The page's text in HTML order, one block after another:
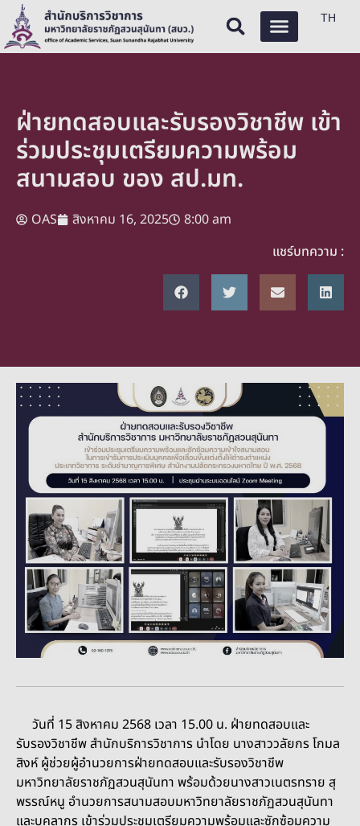
TH
ฝ่ายทดสอบและรับรองวิชาชีพ เข้า
ร่วมประชุมเตรียมความพร้อม
สนามสอบ ของ สป.มท.
OAS สิงหาคม 16, 2025
8:00 am
แชร์บทความ :
วันที่ 15 สิงหาคม 2568 เวลา 15.00 น. ฝ่ายทดสอบและ
รับรองวิชาชีพ สำนักบริการวิชาการ นำโดย นางสาววลัยกร โกมล
สิงห์ ผู้ช่วยผู้อำนวยการฝ่ายทดสอบและรับรองวิชาชีพ
มหาวิทยาลัยราชภัฏสวนสุนันทา พร้อมด้วยนางสาวเนตรทราย สุ
พรรณ์หนู อำนวยการสนามสอบมหาวิทยาลัยราชภัฏสวนสุนันทา
และบุคลากร เข้าร่วมประชุมเตรียมความพร้อมและซักซ้อมความ